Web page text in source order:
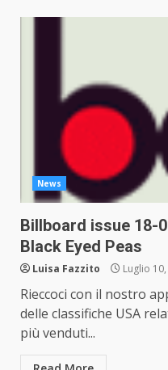
News
Billboard issue 18-
Black Eyed Peas
Luisa Fazzito Luglio
Rieccoci con il nostro
delle classifiche USA
più venduti...